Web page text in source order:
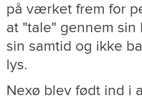
på værket frem for
at "tale" gennem
sin samtid og ikke
lys.
Nexø blev født ind i